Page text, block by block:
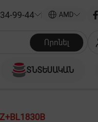
99-44 AMD
Որոնել
ՏՆՏԵՍԱԿԱՆ